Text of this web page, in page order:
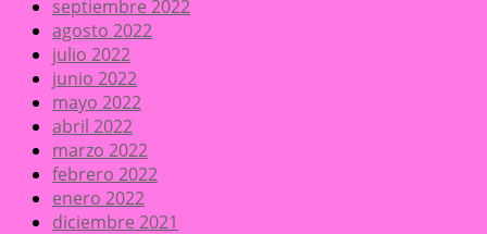
septiembre 2022
agosto 2022
julio 2022
junio 2022
mayo 2022
abril 2022
marzo 2022
febrero 2022
enero 2022
diciembre 2021